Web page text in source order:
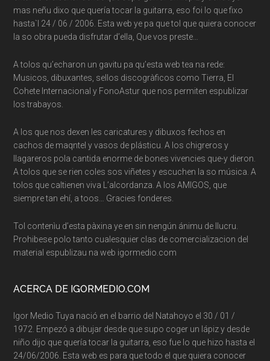
mas neñu dixo que quería tocar la guitarra, eso foi lo que fixo
hasta`l 24 / 06 / 2006. Esta web ye pa que tol que quiera conocer
la so obra pueda disfrutar d’ella, Que vos preste…
A tolos qu’echaron un gavitu pa qu’esta web tea na rede:
Musicos, dibuxantes, sellos discogràficos como Tierra, El
Cohete Internacional y FonoAstur que nos permiten espublizar
los trabayos.
A los que nos dexen les caricatures y dibuxos fechos en
cachos de maqntel y vasos de plásticu. A los chigreros y
llagareros pola cantida enorme de bones vivencies que-y dieron.
A tolos que se rien coles sos viñetes y escuchen la so música. A
tolos que caltienen viva L’alcordanza. A los AMIGOS, que
siempre tan ehí, a toos… Gracies fonderes.
Tol contenìu d’esta pàxina ye en sin nengún ánimu de llucru.
Prohibese polo tanto cualesquier clas de comercializacion del
material espublizau na web igormedio.com
ACERCA DE IGORMEDIO.COM
Igor Medio Tuya nació en el barrio del Natahoyo el 30 / 01 /
1972. Empezó a dibujar desde que supo coger un lápiz y desde
niño dijo que quería tocar la guitarra, eso fue lo que hizo hasta el
24/06/2006. Esta web es para que todo el que quiera conocer